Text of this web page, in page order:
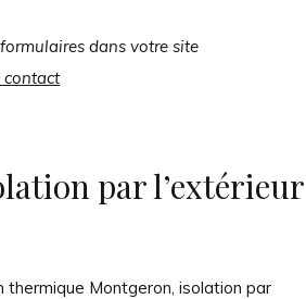
dans votre site
contact
par l’extérieur
thermique Montgeron,isolation par